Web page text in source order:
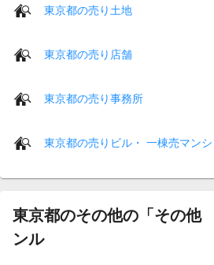
東京都の売り土地
東京都の売り店舗
東京都の売り事務所
東京都の売りビル・ 一棟売マン
東京都のその他の「その他
ンル